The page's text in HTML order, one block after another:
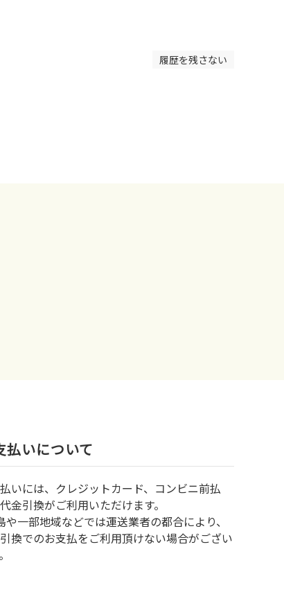
履歴を残さない
払いについて
いには、クレジットカード、コンビニ前払
金引換がご利用いただけます。
や一部地域などでは運送業者の都合により、
換でのお支払をご利用頂けない場合がござい